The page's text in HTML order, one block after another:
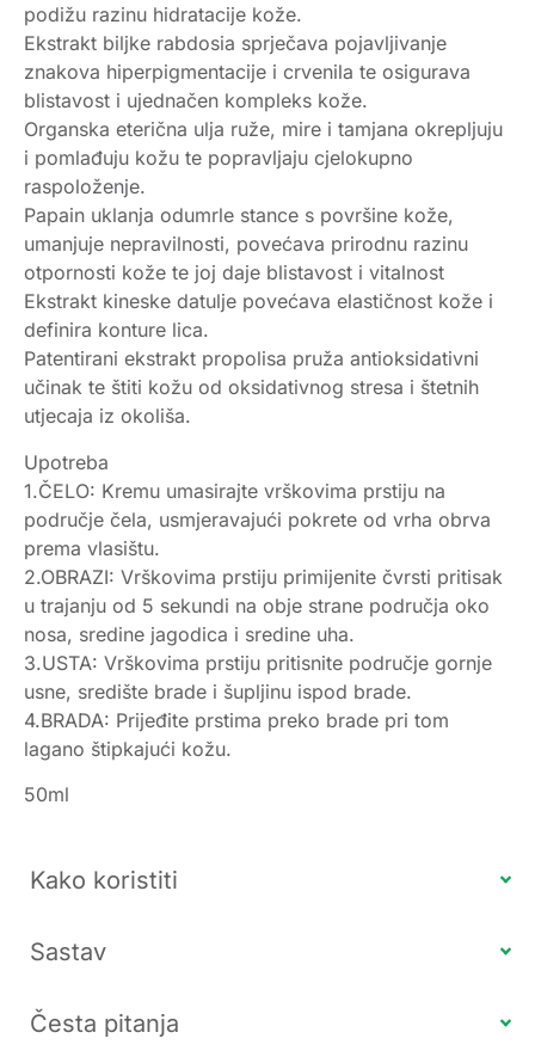
podižu razinu hidratacije kože.
Ekstrakt biljke rabdosia sprječava pojavljivanje
znakova hiperpigmentacije i crvenila te osigurava
blistavost i ujednačen kompleks kože.
Organska eterična ulja ruže, mire i tamjana okrepljuju
i pomlađuju kožu te popravljaju cjelokupno
raspoloženje.
Papain uklanja odumrle stance s površine kože,
umanjuje nepravilnosti, povećava prirodnu razinu
otpornosti kože te joj daje blistavost i vitalnost
Ekstrakt kineske datulje povećava elastičnost kože i
definira konture lica.
Patentirani ekstrakt propolisa pruža antioksidativni
učinak te štiti kožu od oksidativnog stresa i štetnih
utjecaja iz okoliša.
Upotreba
1.ČELO: Kremu umasirajte vrškovima prstiju na
područje čela, usmjeravajući pokrete od vrha obrva
prema vlasištu.
2.OBRAZI: Vrškovima prstiju primijenite čvrsti pritisak
u trajanju od 5 sekundi na obje strane područja oko
nosa, sredine jagodica i sredine uha.
3.USTA: Vrškovima prstiju pritisnite područje gornje
usne, središte brade i šupljinu ispod brade.
4.BRADA: Prijeđite prstima preko brade pri tom
lagano štipkajući kožu.
50ml
Kako koristiti
Sastav
Česta pitanja